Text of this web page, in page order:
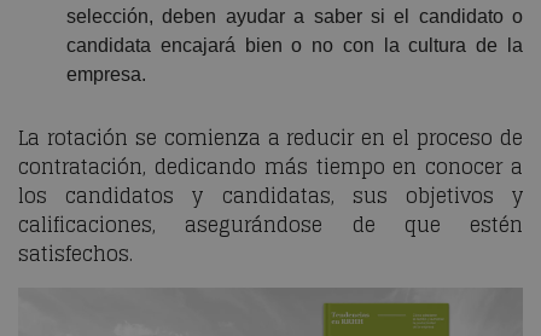
selección, deben ayudar a saber si el candidato o
candidata encajará bien o no con la cultura de la
empresa.
La rotación se comienza a reducir en el proceso de
contratación, dedicando más tiempo en conocer a
los candidatos y candidatas, sus objetivos y
calificaciones, asegurándose de que estén
satisfechos.